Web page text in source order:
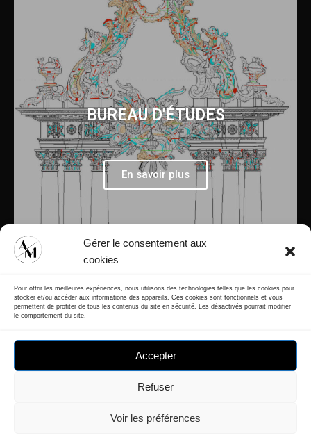
Gérer le consentement aux
cookies
Pour offrir les meilleures expériences, nous utilisons des technologies telles que les cookies pour
stocker et/ou accéder aux informations des appareils. Ces cookies sont fonctionnels et vous
permettent de profiter de tous les contenus du site en sécurité. Les désactivés pourrait modifier
le comportement du site.
Accepter
Refuser
Voir les préférences
BUREAU D'ÉTUDES
En savoir plus